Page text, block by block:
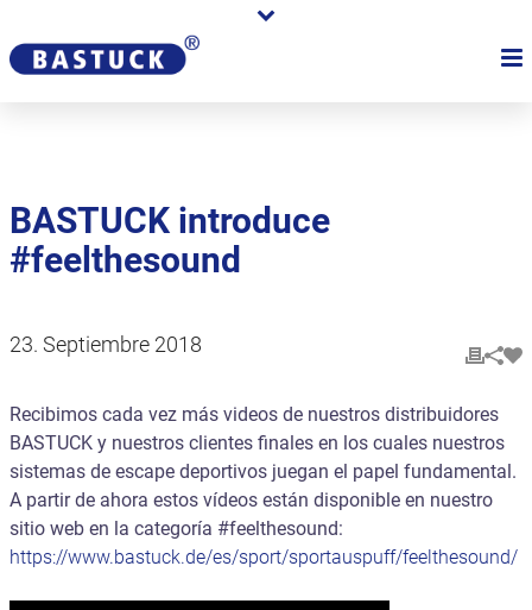
BASTUCK introduce
#feelthesound
23. Septiembre 2018
Recibimos cada vez más videos de nuestros distribuidores
BASTUCK y nuestros clientes finales en los cuales nuestros
sistemas de escape deportivos juegan el papel fundamental.
A partir de ahora estos vídeos están disponible en nuestro
sitio web en la categoría #feelthesound:
https://www.bastuck.de/es/sport/sportauspuff/feelthesound/